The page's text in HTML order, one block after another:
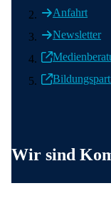
Anfahrt
Newsletter
Wir sind